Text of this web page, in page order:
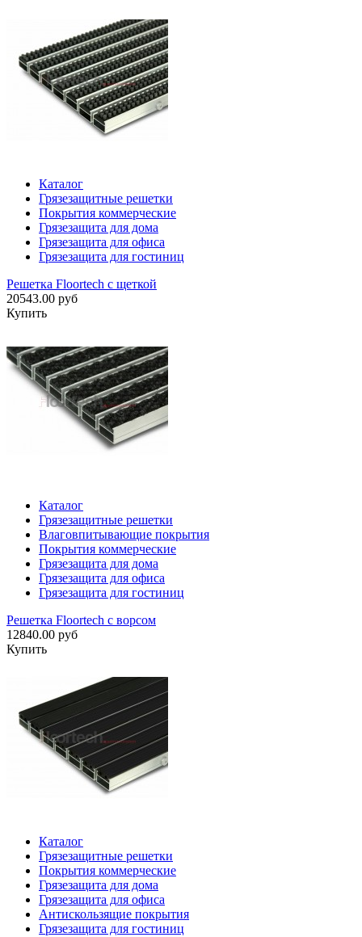
Каталог
Грязезащитные решетки
Покрытия коммерческие
Грязезащита для дома
Грязезащита для офиса
Грязезащита для гостиниц
Решетка Floortech с щеткой
20543.00 руб
Купить
Каталог
Грязезащитные решетки
Влаговпитывающие покрытия
Покрытия коммерческие
Грязезащита для дома
Грязезащита для офиса
Грязезащита для гостиниц
Решетка Floortech с ворсом
12840.00 руб
Купить
Каталог
Грязезащитные решетки
Покрытия коммерческие
Грязезащита для дома
Грязезащита для офиса
Антискользящие покрытия
Грязезащита для гостиниц